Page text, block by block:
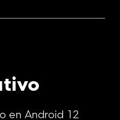
en Android 12